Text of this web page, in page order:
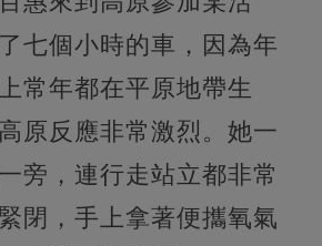
七個小時的車，因為年
常年都在平原地帶生
原反應非常激烈。她一
旁，連行走站立都非常
閉，手上拿著便攜氧氣